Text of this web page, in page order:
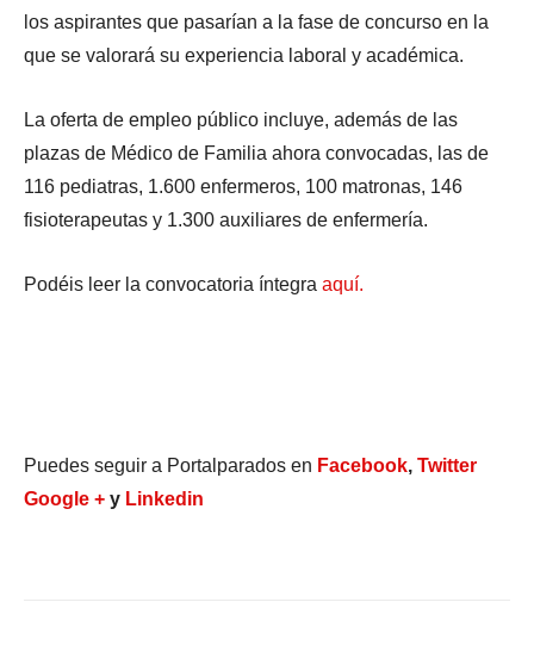
los aspirantes que pasarían a la fase de concurso en la
que se valorará su experiencia laboral y académica.
La oferta de empleo público incluye, además de las
plazas de Médico de Familia ahora convocadas, las de
116 pediatras, 1.600 enfermeros, 100 matronas, 146
fisioterapeutas y 1.300 auxiliares de enfermería.
Podéis leer la convocatoria íntegra aquí.
Puedes seguir a Portalparados en Facebook, Twitter
Google + y Linkedin